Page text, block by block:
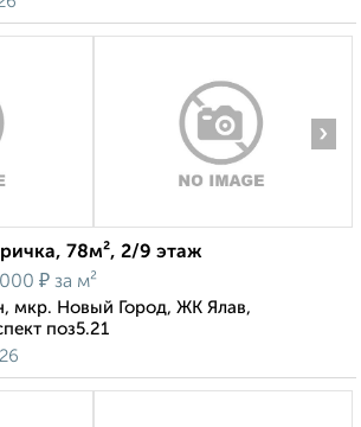
›
78м², 2/9 этаж
₽ за м²
мкр. Новый Город, ЖК Ялав,
поз5.21